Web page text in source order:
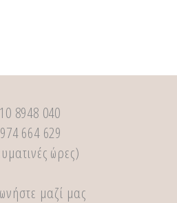
8948 040
664 629
ώρες)
μαζί μας